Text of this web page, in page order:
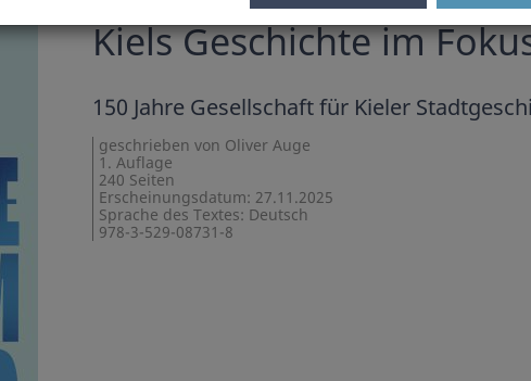
Kiels Geschichte im
150 Jahre Gesellschaft für Kieler
geschrieben von Oliver Auge
1. Auflage
240 Seiten
Erscheinungsdatum: 27.11.2025
Sprache des Textes: Deutsch
978-3-529-08731-8